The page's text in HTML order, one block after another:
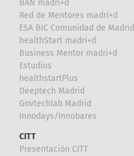
BAN madri+d
Red de Mentores madri+d
ESA BIC Comunidad de Madrid
healthStart madri+d
Business Mentor madri+d
Estudios
healthstartPlus
Deeptech Madrid
Govtechlab Madrid
Innodays/Innobares
CITT
Presentación CITT